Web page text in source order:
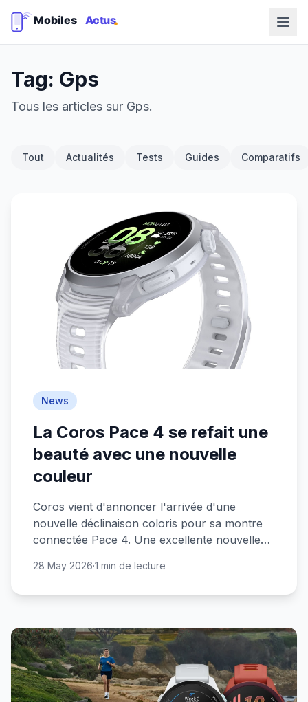
Tag: Gps
Tous les articles sur Gps.
Tout Actualités Tests Guides Comparatifs
News
La Coros Pace 4 se refait une
beauté avec une nouvelle
couleur
Coros vient d'annoncer l'arrivée d'une
nouvelle déclinaison coloris pour sa montre
connectée Pace 4. Une excellente nouvelle
28 May 2026·1 min de lecture